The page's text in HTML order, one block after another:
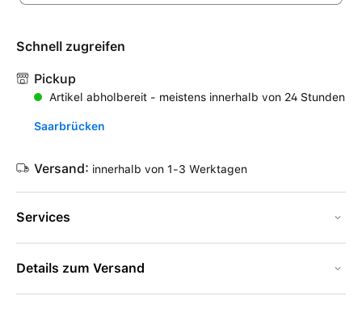
Schnell zugreifen
Pickup
Artikel abholbereit - meistens innerhalb von 24 Stunden
Saarbrücken
Versand: innerhalb von 1-3 Werktagen
Services
Details zum Versand